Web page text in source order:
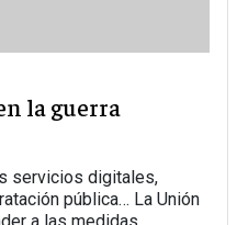
la guerra
servicios digitales,
pública… La Unión